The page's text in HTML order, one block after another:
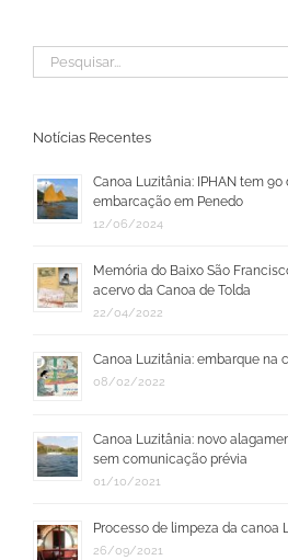
Buscar
resultados
Notícias Recentes
Canoa Luzitânia: IPHAN tem 90
embarcação em Penedo
12/06/2024
Memória do Baixo São
acervo da Canoa de Tolda
22/04/2022
Canoa Luzitânia: embarque na
08/02/2022
Canoa Luzitânia: novo
sem comunicação prévia
01/10/2021
Processo de limpeza da canoa
26/09/2021